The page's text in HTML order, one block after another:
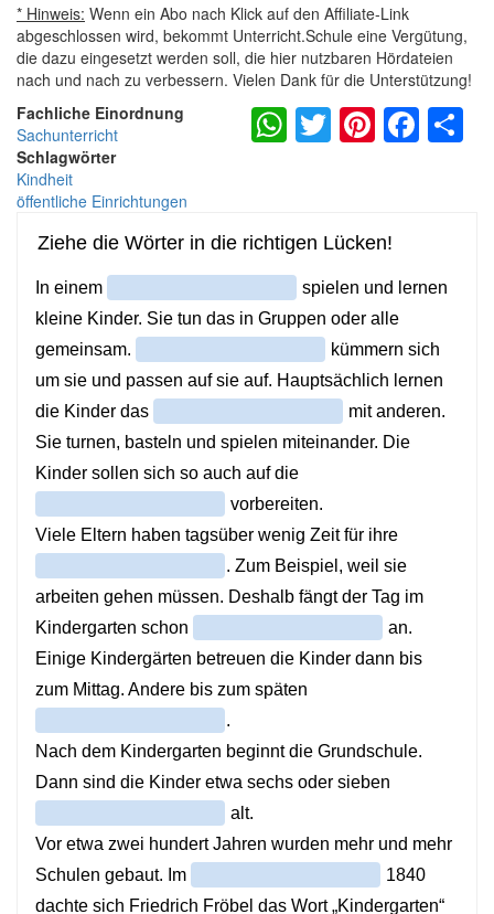
* Hinweis: Wenn ein Abo nach Klick auf den Affiliate-Link
abgeschlossen wird, bekommt Unterricht.Schule eine Vergütung,
die dazu eingesetzt werden soll, die hier nutzbaren Hördateien
nach und nach zu verbessern. Vielen Dank für die Unterstützung!
Fachliche Einordnung
Sachunterricht
Schlagwörter
Kindheit
öffentliche Einrichtungen
WhatsApp
Twitter